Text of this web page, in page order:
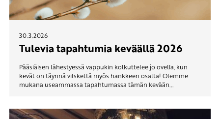
30.3.2026
Tulevia tapahtumia keväällä 2026
Pääsiäisen lähestyessä vappukin kolkuttelee jo ovella, kun
kevät on täynnä vilskettä myös hankkeen osalta! Olemme
mukana useammassa tapahtumassa tämän kevään...